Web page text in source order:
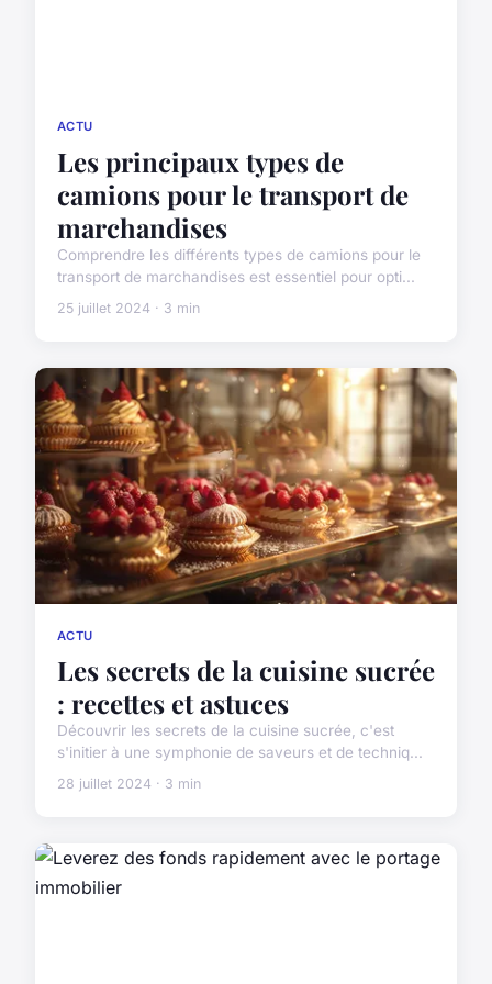
ACTU
Les principaux types de
camions pour le transport de
marchandises
Comprendre les différents types de camions pour le
transport de marchandises est essentiel pour opti...
25 juillet 2024 · 3 min
ACTU
Les secrets de la cuisine sucrée
: recettes et astuces
Découvrir les secrets de la cuisine sucrée, c'est
s'initier à une symphonie de saveurs et de techniq...
28 juillet 2024 · 3 min